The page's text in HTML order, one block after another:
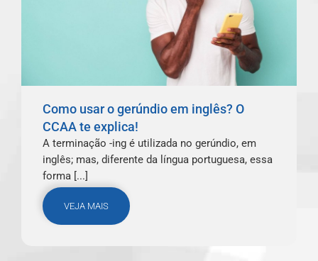
Como usar o gerúndio em inglês? O
CCAA te explica!
A terminação -ing é utilizada no gerúndio, em
inglês; mas, diferente da língua portuguesa, essa
forma [...]
VEJA MAIS